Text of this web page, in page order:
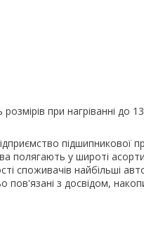
при нагріванні до
підшипникової
полягають у широті
споживачів найбільші
пов'язані з досвідом,